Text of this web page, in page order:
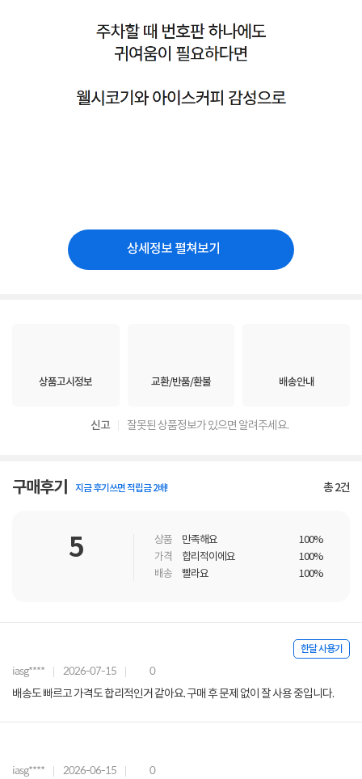
상세정보 펼쳐보기
상품고시정보 교환/반품/환불 배송안내
신고 잘못된 상품정보가 있으면 알려주세요.
구매후기 지금 후기쓰면 적립금 2배! 총2건
5 상품 만족해요
100%
가격
합리적이에요
100%
배송
빨라요 100%
한달 사용기
iasg**** 2026-07-15 0
배송도 빠르고 가격도 합리적인거 같아요. 구매 후 문제 없이 잘 사용 중입니다.
iasg**** 2026-06-15 0